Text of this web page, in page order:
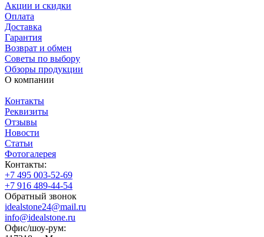
Акции и скидки
Оплата
Доставка
Гарантия
Возврат и обмен
Советы по выбору
Обзоры продукции
О компании
Контакты
Реквизиты
Отзывы
Новости
Статьи
Фотогалерея
Контакты:
+7 495 003-52-69
+7 916 489-44-54
Обратный звонок
idealstone24@mail.ru
info@idealstone.ru
Офис/шоу-рум: